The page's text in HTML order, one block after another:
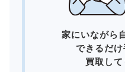
家にいながら
できるだ
買取して